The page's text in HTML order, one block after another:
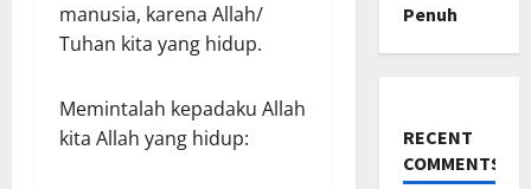
manusia, karena Allah/
Tuhan kita yang hidup.
Memintalah kepadaku Allah
kita Allah yang hidup:
Penuh
RECENT
COMMENTS